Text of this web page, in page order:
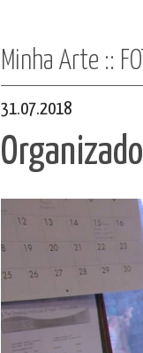
Minha Arte ::
31.07.2018
Organizado